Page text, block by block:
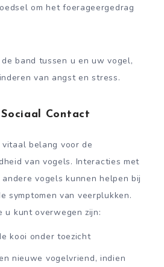
om het foerageergedrag
band tussen u en uw vogel,
van angst en stress.
Contact
belang voor de
van vogels. Interacties met
vogels kunnen helpen bij
symptomen van veerplukken.
kunt overwegen zijn:
kooi onder toezicht
nieuwe vogelvriend, indien